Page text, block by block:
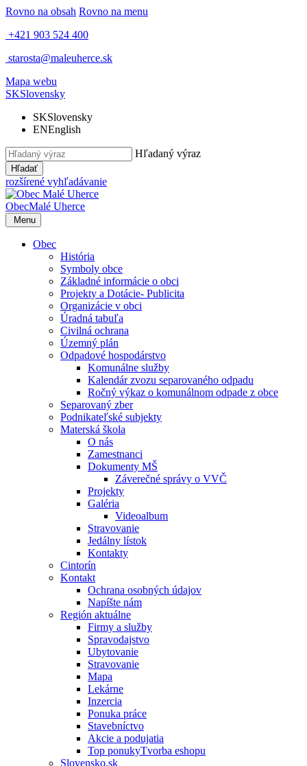
Rovno na obsah Rovno na menu
+421 903 524 400
starosta@maleuherce.sk
Mapa webu
SKSlovensky
SKSlovensky
ENEnglish
Hľadaný výraz
Hľadať
rozšírené vyhľadávanie
ObecMalé Uherce
Menu
Obec
História
Symboly obce
Základné informácie o obci
Projekty a Dotácie- Publicita
Organizácie v obci
Úradná tabuľa
Civilná ochrana
Územný plán
Odpadové hospodárstvo
Komunálne služby
Kalendár zvozu separovaného odpadu
Ročný výkaz o komunálnom odpade z obce
Separovaný zber
Podnikateľské subjekty
Materská škola
O nás
Zamestnanci
Dokumenty MŠ
Záverečné správy o VVČ
Projekty
Galéria
Videoalbum
Stravovanie
Jedálny lístok
Kontakty
Cintorín
Kontakt
Ochrana osobných údajov
Napíšte nám
Región aktuálne
Firmy a služby
Spravodajstvo
Ubytovanie
Stravovanie
Mapa
Lekárne
Inzercia
Ponuka práce
Stavebníctvo
Akcie a podujatia
Top ponukyTvorba eshopu
Slovensko.sk